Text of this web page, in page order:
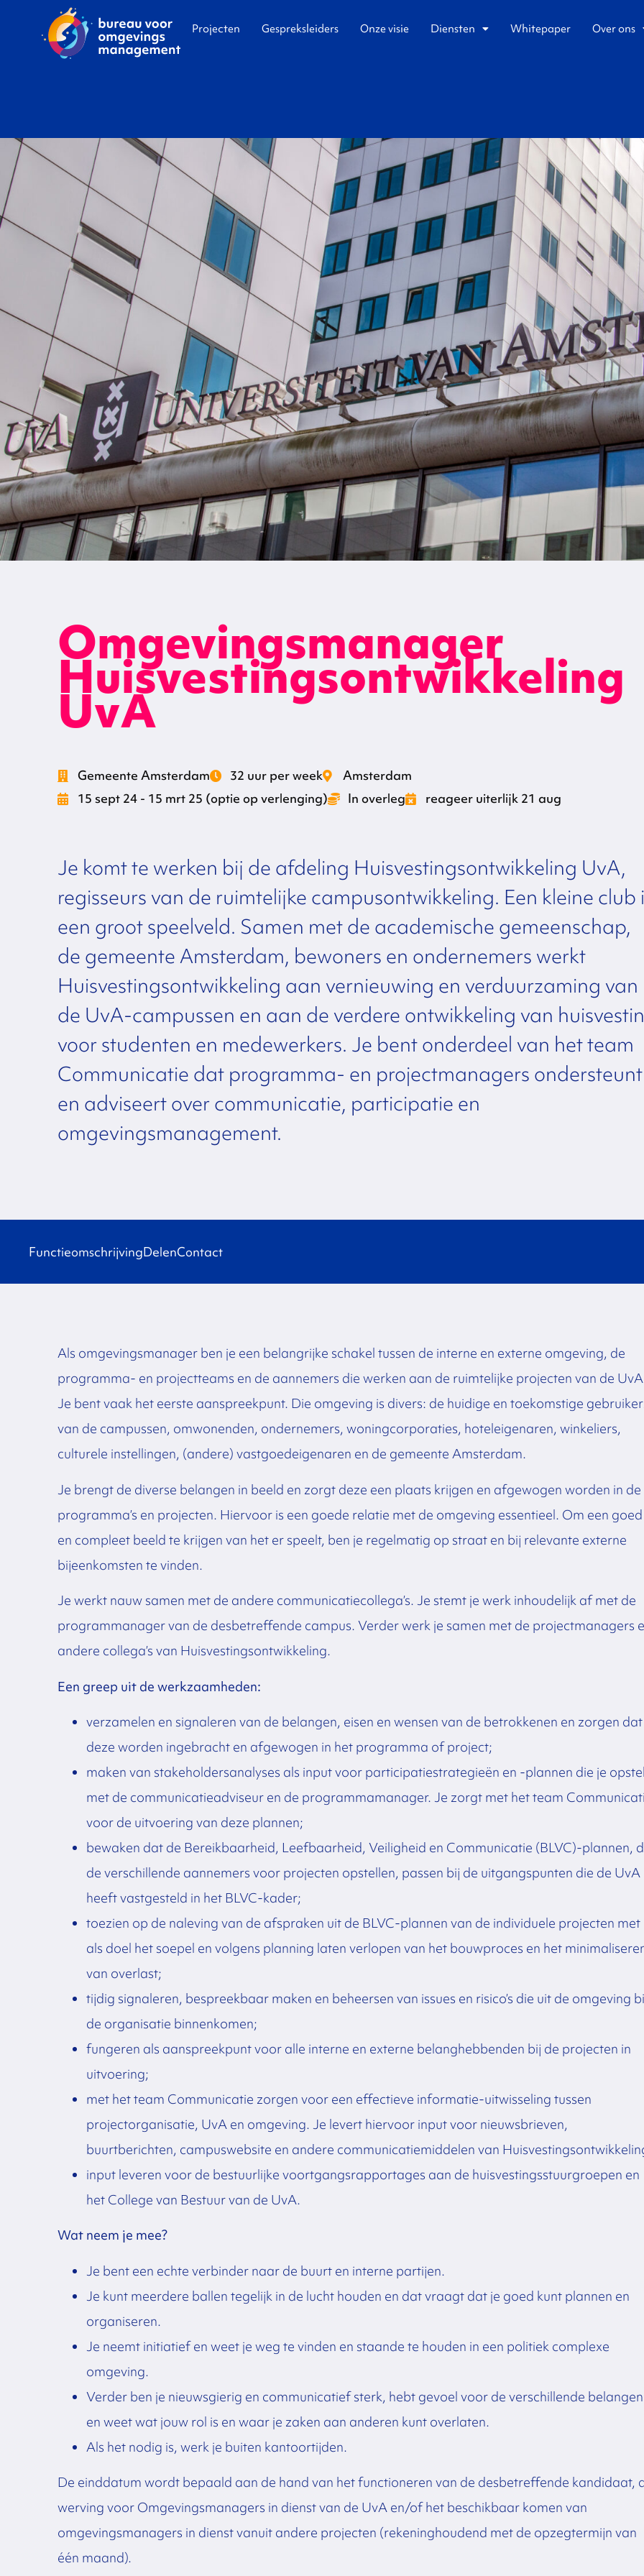
Projecten Gespreksleiders Onze visie Diensten Whitepaper Over ons
Omgevingsmanager
Huisvestingsontwikkeling
UvA
Gemeente Amsterdam 32 uur per week
Amsterdam
15 sept 24 - 15 mrt 25 (optie op verlenging)
In overleg reageer uiterlijk 21 aug
Je komt te werken bij de afdeling Huisvestingsontwikkeling UvA,
regisseurs van de ruimtelijke campusontwikkeling. Een kleine club
een groot speelveld. Samen met de academische gemeenschap,
de gemeente Amsterdam, bewoners en ondernemers werkt
Huisvestingsontwikkeling aan vernieuwing en verduurzaming van
de UvA-campussen en aan de verdere ontwikkeling van
voor studenten en medewerkers. Je bent onderdeel van het team
Communicatie dat programma- en projectmanagers ondersteunt
en adviseert over communicatie, participatie en
omgevingsmanagement.
FunctieomschrijvingDelenContact
Als omgevingsmanager ben je een belangrijke schakel tussen de interne en externe omgeving, de
programma- en projectteams en de aannemers die werken aan de ruimtelijke projecten van de
Je bent vaak het eerste aanspreekpunt. Die omgeving is divers: de huidige en toekomstige
van de campussen, omwonenden, ondernemers, woningcorporaties, hoteleigenaren, winkeliers,
culturele instellingen, (andere) vastgoedeigenaren en de gemeente Amsterdam.
Je brengt de diverse belangen in beeld en zorgt deze een plaats krijgen en afgewogen worden in de
programma’s en projecten. Hiervoor is een goede relatie met de omgeving essentieel. Om een goed
en compleet beeld te krijgen van het er speelt, ben je regelmatig op straat en bij relevante externe
bijeenkomsten te vinden.
Je werkt nauw samen met de andere communicatiecollega’s. Je stemt je werk inhoudelijk af met de
programmanager van de desbetreffende campus. Verder werk je samen met de projectmanagers
andere collega’s van Huisvestingsontwikkeling.
Een greep uit de werkzaamheden:
verzamelen en signaleren van de belangen, eisen en wensen van de betrokkenen en zorgen dat
deze worden ingebracht en afgewogen in het programma of project;
maken van stakeholdersanalyses als input voor participatiestrategieën en -plannen die je
met de communicatieadviseur en de programmamanager. Je zorgt met het team
voor de uitvoering van deze plannen;
bewaken dat de Bereikbaarheid, Leefbaarheid, Veiligheid en Communicatie (BLVC)-plannen,
de verschillende aannemers voor projecten opstellen, passen bij de uitgangspunten die de UvA
heeft vastgesteld in het BLVC-kader;
toezien op de naleving van de afspraken uit de BLVC-plannen van de individuele projecten met
als doel het soepel en volgens planning laten verlopen van het bouwproces en het
van overlast;
tijdig signaleren, bespreekbaar maken en beheersen van issues en risico’s die uit de omgeving
de organisatie binnenkomen;
fungeren als aanspreekpunt voor alle interne en externe belanghebbenden bij de projecten in
uitvoering;
met het team Communicatie zorgen voor een effectieve informatie-uitwisseling tussen
projectorganisatie, UvA en omgeving. Je levert hiervoor input voor nieuwsbrieven,
buurtberichten, campuswebsite en andere communicatiemiddelen van
input leveren voor de bestuurlijke voortgangsrapportages aan de huisvestingsstuurgroepen en
het College van Bestuur van de UvA.
Wat neem je mee?
Je bent een echte verbinder naar de buurt en interne partijen.
Je kunt meerdere ballen tegelijk in de lucht houden en dat vraagt dat je goed kunt plannen en
organiseren.
Je neemt initiatief en weet je weg te vinden en staande te houden in een politiek complexe
omgeving.
Verder ben je nieuwsgierig en communicatief sterk, hebt gevoel voor de verschillende belangen
en weet wat jouw rol is en waar je zaken aan anderen kunt overlaten.
Als het nodig is, werk je buiten kantoortijden.
De einddatum wordt bepaald aan de hand van het functioneren van de desbetreffende kandidaat,
werving voor Omgevingsmanagers in dienst van de UvA en/of het beschikbaar komen van
omgevingsmanagers in dienst vanuit andere projecten (rekeninghoudend met de opzegtermijn van
één maand).